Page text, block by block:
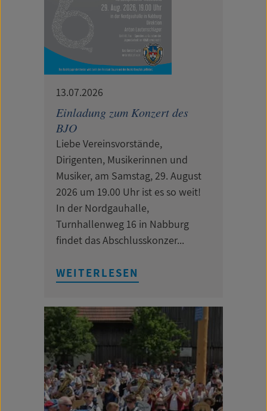
13.07.2026
Einladung zum Konzert des
BJO
Liebe Vereinsvorstände,
Dirigenten, Musikerinnen und
Musiker, am Samstag, 29. August
2026 um 19.00 Uhr ist es so weit!
In der Nordgauhalle,
Turnhallenweg 16 in Nabburg
findet das Abschlusskonzer...
WEITERLESEN